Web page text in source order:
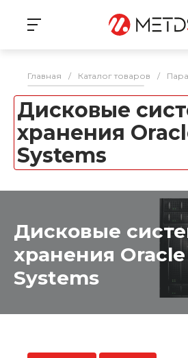
Главная / Каталог товаров /
Дисковые
хранения
Systems
Дисковые
хранения Oracle
Systems